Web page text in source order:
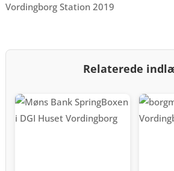
Vordingborg Station 2019
Relaterede